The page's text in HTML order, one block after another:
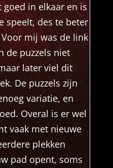
goed in elkaar en is
speelt, des te beter
mij was de link
de puzzels niet
later viel dit
De puzzels zijn
variatie, en
Overal is er wel
vaak met nieuwe
plekken
pad opent, soms